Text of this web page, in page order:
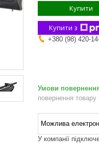
Купити
Купити з
+380 (98) 420-
повернення товару
У компанії